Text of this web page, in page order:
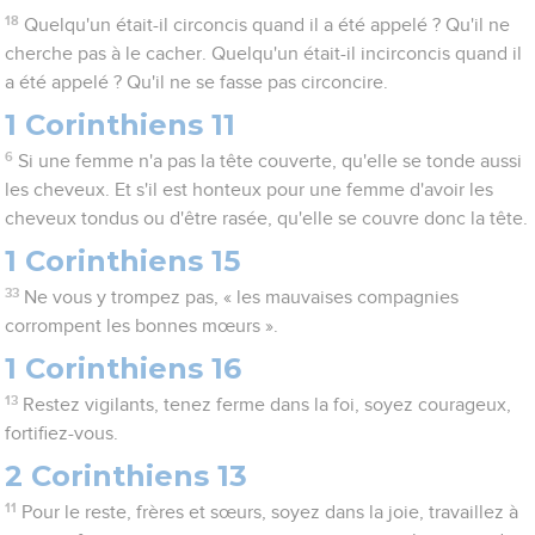
18 Quelqu'un était-il circoncis quand il a été appelé ? Qu'il ne
cherche pas à le cacher. Quelqu'un était-il incirconcis quand il
a été appelé ? Qu'il ne se fasse pas circoncire.
1 Corinthiens 11
6 Si une femme n'a pas la tête couverte, qu'elle se tonde aussi
les cheveux. Et s'il est honteux pour une femme d'avoir les
cheveux tondus ou d'être rasée, qu'elle se couvre donc la tête.
1 Corinthiens 15
33 Ne vous y trompez pas, « les mauvaises compagnies
corrompent les bonnes mœurs ».
1 Corinthiens 16
13 Restez vigilants, tenez ferme dans la foi, soyez courageux,
fortifiez-vous.
2 Corinthiens 13
11 Pour le reste, frères et sœurs, soyez dans la joie, travaillez à